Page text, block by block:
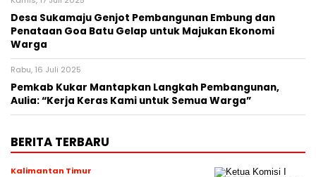
Desa Sukamaju Genjot Pembangunan Embung dan
Penataan Goa Batu Gelap untuk Majukan Ekonomi
Warga
Rabu, 16 Juli 2025
Pemkab Kukar Mantapkan Langkah Pembangunan,
Aulia: “Kerja Keras Kami untuk Semua Warga”
BERITA TERBARU
Kalimantan Timur